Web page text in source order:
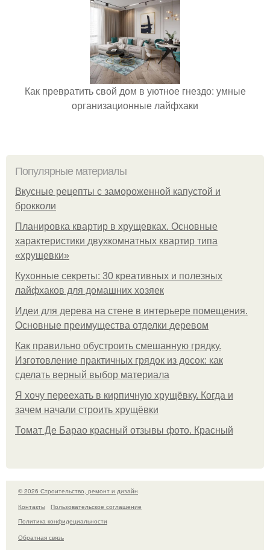
Как превратить свой дом в уютное гнездо: умные
организационные лайфхаки
Популярные материалы
Вкусные рецепты с замороженной капустой и
брокколи
Планировка квартир в хрущевках. Основные
характеристики двухкомнатных квартир типа
«хрущевки»
Кухонные секреты: 30 креативных и полезных
лайфхаков для домашних хозяек
Идеи для дерева на стене в интерьере помещения.
Основные преимущества отделки деревом
Как правильно обустроить смешанную грядку.
Изготовление практичных грядок из досок: как
сделать верный выбор материала
Я хочу переехать в кирпичную хрущёвку. Когда и
зачем начали строить хрущёвки
Томат Де Барао красный отзывы фото. Красный
© 2026 Строительство, ремонт и дизайн
Контакты
Пользовательское соглашение
Политика конфидециальности
Обратная связь